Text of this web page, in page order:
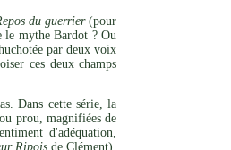
du guerrier(pour
le mythe Bardot ? Ou
par deux voix
ces deux champs
Dans cette série, la
prou, magnifiées de
d'adéquation,
Ripois de Clément),